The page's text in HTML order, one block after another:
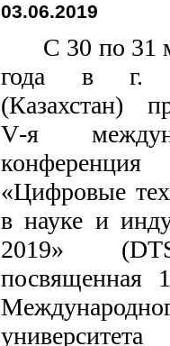
03.06.2019
С 30 по 31
года в г.
(Казахстан)
V-я
конференция
«Цифровые
в науке и
2019»
посвященная
университета